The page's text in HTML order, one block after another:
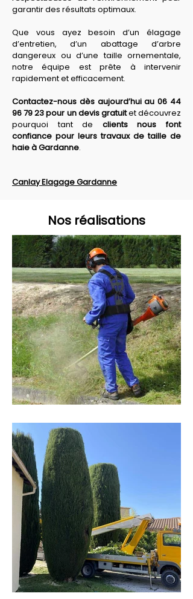
garantir des résultats optimaux.
Que vous ayez besoin d’un élagage
d’entretien, d’un abattage d’arbre
dangereux ou d’une taille ornementale,
notre équipe est prête à intervenir
rapidement et efficacement.
Contactez-nous dès aujourd’hui au 06 44
96 79 23 pour un devis gratuit et découvrez
pourquoi tant de clients nous font
confiance pour leurs travaux de taille de
haie à Gardanne.
Canlay Elagage Gardanne
Nos réalisations